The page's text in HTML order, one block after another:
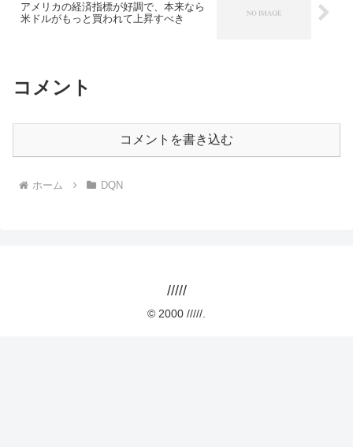
アメリカの経済指標が好調で、本来なら
米ドルがもっと買われて上昇すべき
コメント
コメントを書き込む
ホーム DQN
/////
© 2000 /////.